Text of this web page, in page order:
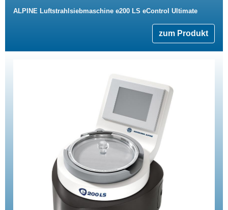
ALPINE Luftstrahlsiebmaschine e200 LS eControl Ultimate
zum Produkt